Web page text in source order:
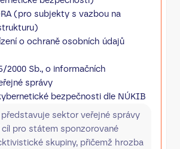
(pro subjekty s vazbou na
o ochraně osobních údajů
2000 Sb., o informačních
správy
bezpečnosti dle NÚKIB
představuje sektor veřejné správy
cíl pro státem sponzorované
skupiny, přičemž hrozba